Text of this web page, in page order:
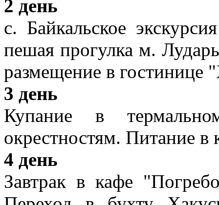
2 день
с. Байкальское
пешая прогулка м.
размещение в гостинице
3 день
Купание в
окрестностям. Питание
4 день
Завтрак в кафе